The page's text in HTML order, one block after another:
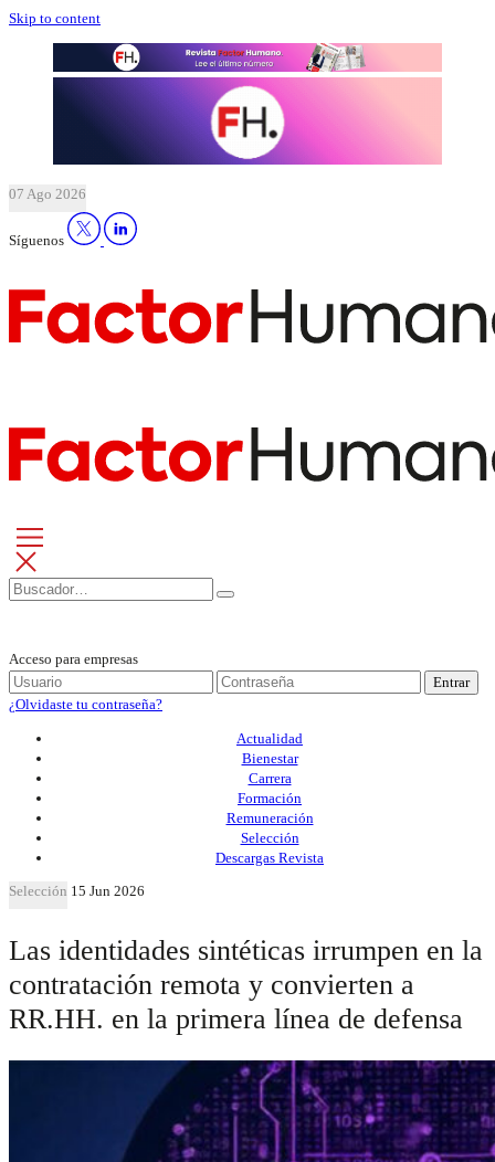
Skip to content
07 Ago 2026
Síguenos
Acceso para empresas
Entrar
¿Olvidaste tu contraseña?
Actualidad
Bienestar
Carrera
Formación
Remuneración
Selección
Descargas Revista
Selección 15 Jun 2026
Las identidades sintéticas irrumpen en la
contratación remota y convierten a
RR.HH. en la primera línea de defensa